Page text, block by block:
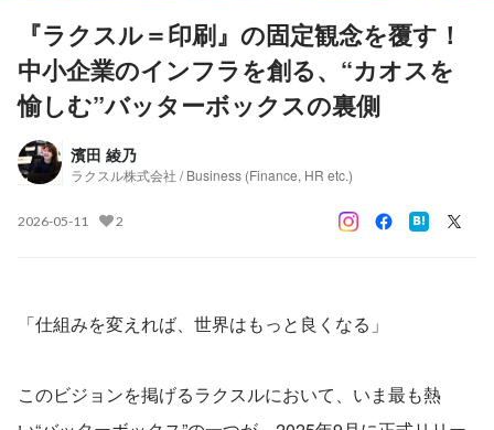
『ラクスル＝印刷』の固定観念を覆す！
中小企業のインフラを創る、“カオスを
愉しむ”バッターボックスの裏側
濱田 綾乃
ラクスル株式会社 / Business (Finance, HR etc.)
2026-05-11 2
「仕組みを変えれば、世界はもっと良くなる」
このビジョンを掲げるラクスルにおいて、いま最も熱